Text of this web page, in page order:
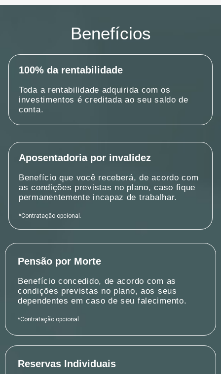
Benefícios
100% da rentabilidade
Toda a rentabilidade adquirida com os
investimentos é creditada ao seu saldo de
conta.
Aposentadoria por invalidez
Benefício que você receberá, de acordo com
as condições previstas no plano, caso fique
permanentemente incapaz de trabalhar.
*Contratação opcional.
Pensão por Morte
Benefício concedido, de acordo com as
condições previstas no plano, aos seus
dependentes em caso de seu falecimento.
*Contratação opcional.
Reservas Individuais